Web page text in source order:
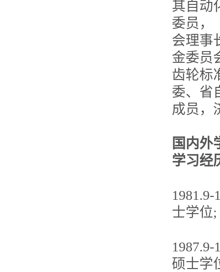
其自动
委员，
会理事
金委员
齿轮标
委、省
成员，
国内外
学习经
士学位;
硕士学